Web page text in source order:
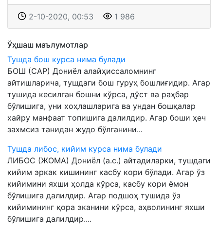
2-10-2020, 00:53 1 986
Ўҳшаш маълумотлар
Тушда бош курса нима булади
БОШ (САР) Дониёл алайҳиссаломнинг
айтишларича, тушдаги бош гуруҳ бошлиғидир. Агар
тушида кесилган бошни кўрса, дўст ва раҳбар
бўлишига, уни хоҳлашларига ва ундан бошқалар
хайру манфаат топишига далилдир. Агар боши ҳеч
захмсиз танидан жудо бўлганини...
Тушда либос, кийим курса нима булади
ЛИБОС (ЖОМА) Дониёл (а.с.) айтадиларки, тушдаги
кийим эркак кишининг касбу кори бўлади. Агар ўз
кийимини яхши ҳолда кўрса, касбу кори ёмон
бўлишига далилдир. Агар подшоҳ тушида ўз
кийимининг қора эканини кўрса, аҳволининг яхши
бўлишига далилдир....